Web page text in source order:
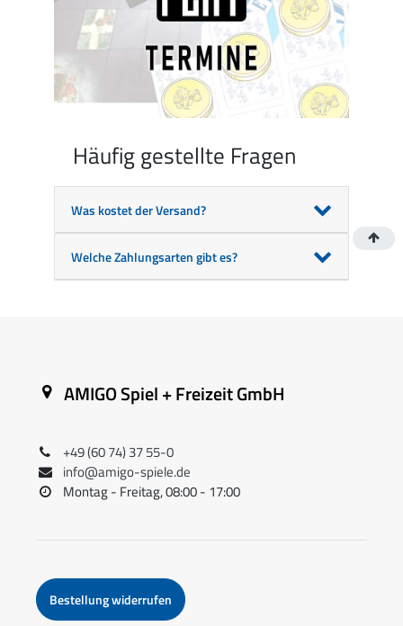
Häufig gestellte Fragen
Was kostet der Versand?
Welche Zahlungsarten gibt es?
AMIGO Spiel + Freizeit GmbH
+49 (60 74) 37 55-0
info@amigo-spiele.de
Montag - Freitag, 08:00 - 17:00
Bestellung widerrufen